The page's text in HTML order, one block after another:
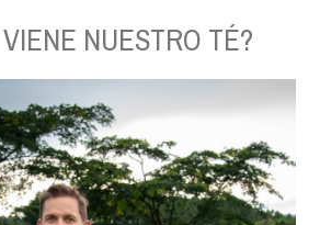
NUESTRO TÉ?